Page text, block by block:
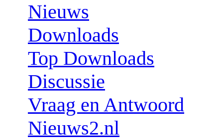
Nieuws
Downloads
Top Downloads
Discussie
Vraag en Antwoord
Nieuws2.nl